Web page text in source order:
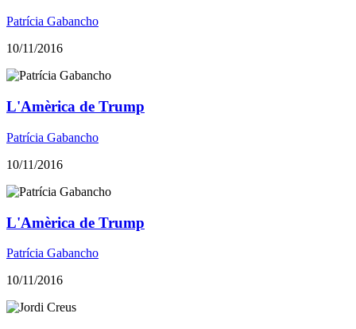
Patrícia Gabancho
10/11/2016
L'Amèrica de Trump
Patrícia Gabancho
10/11/2016
L'Amèrica de Trump
Patrícia Gabancho
10/11/2016